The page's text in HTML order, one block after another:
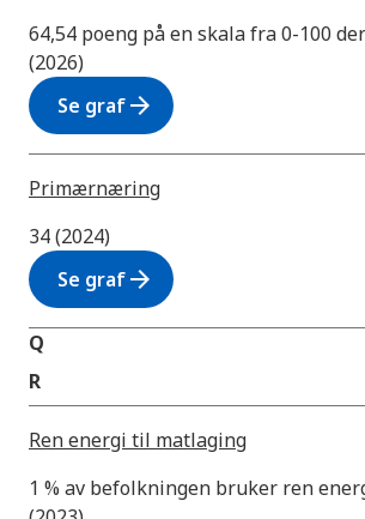
64,54 poeng på en skala fra 0-100
(2026)
Se grafarrow_forward
Primærnæring
34 (2024)
Se grafarrow_forward
Q
R
Ren energi til matlaging
1 % av befolkningen bruker ren